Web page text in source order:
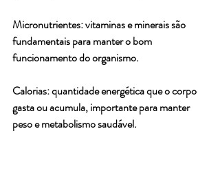
Micronutrientes: vitaminas e minerais são
fundamentais para manter o bom
funcionamento do organismo.
Calorias: quantidade energética que o corpo
gasta ou acumula, importante para manter
peso e metabolismo saudável.